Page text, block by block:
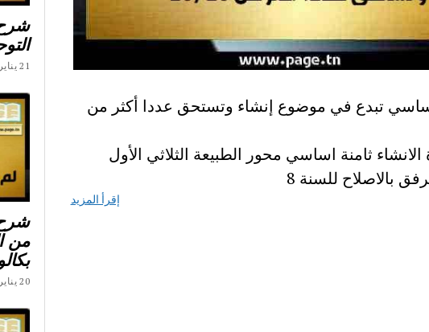
أساسي تبدع في موضوع إنشاء وتستحق عددا أكثر من
ثامنة اساسي محور الطبيعة الثلاثي الأول
بالاصلاح للسنة 8
إقرأ المزيد
21 يناير، 2026
من
20 يناير، 2026